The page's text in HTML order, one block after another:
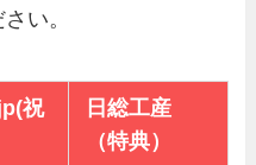
い。
祝
日総工産
（特典）